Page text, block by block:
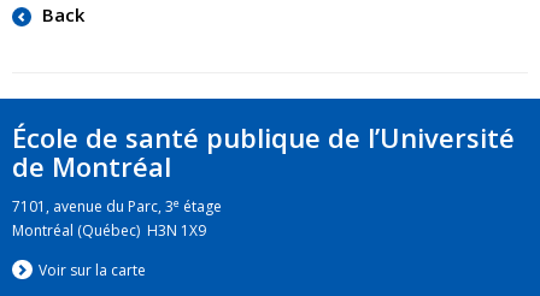
Back
École de santé publique de l’Université
de Montréal
7101, avenue du Parc, 3e étage
Montréal (Québec) H3N 1X9
Voir sur la carte